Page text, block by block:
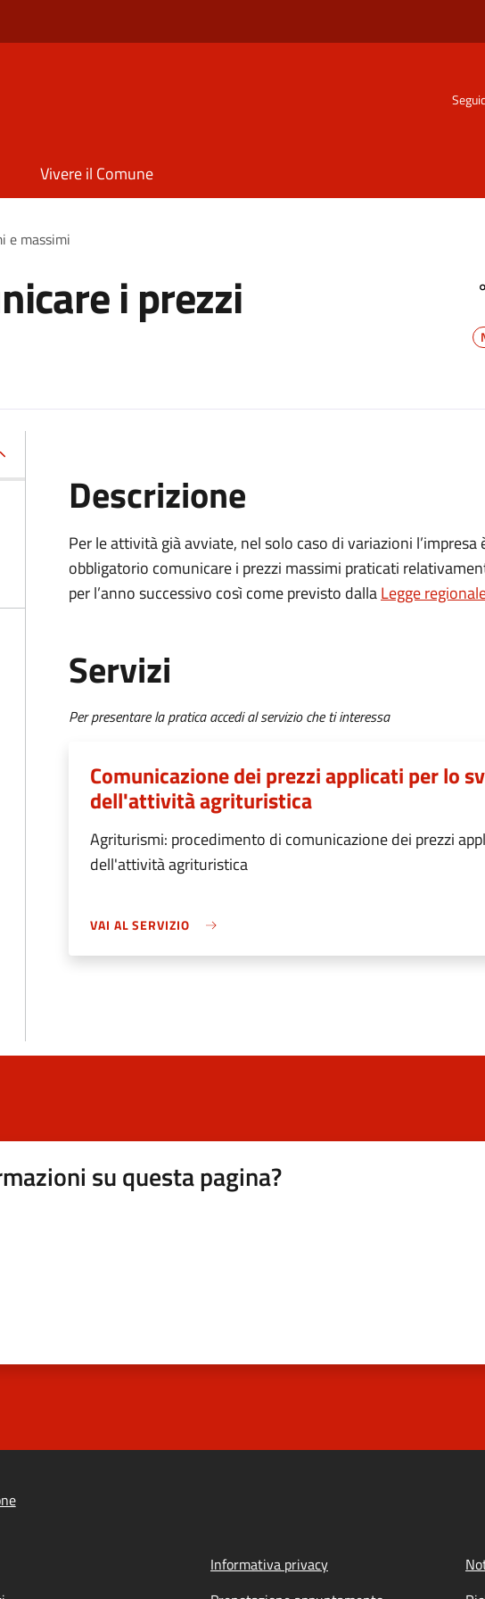
Vivere il Comune
e massimi
i prezzi
Descrizione
Per le attività già avviate, nel solo caso di variazioni
obbligatorio comunicare i prezzi massimi praticati
per l’anno successivo così come previsto dallaLegge
Servizi
Per presentare la pratica accedi al servizio che ti interessa
Comunicazione dei prezzi applicati per lo
dell'attività agrituristica
Agriturismi: procedimento di comunicazione dei prezzi
dell'attività agrituristica
VAI AL SERVIZIO
su questa pagina?
Informativa privacy